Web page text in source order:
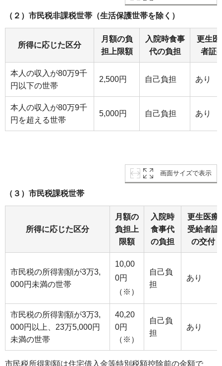
（２）市民税非課税世帯（生活保護世帯を除く）
所得に応じた区分
月額の負
担上限額
入院時食事
代の負担
更生
者証
本人の収入が80万9千
円以下の世帯
2,500円 自己負担 あり
本人の収入が80万9千
円を超える世帯
5,000円 自己負担 あり
画面サイズで表示
（３）市民税課税世帯
所得に応じた区分
月額の
負担上
限額
入院時
食事代
の負担
更生医療
受給者証
の交付
市民税の所得割額が3万3,
000円未満の世帯
10,00
0円
（※）
自己負
担
あり
市民税の所得割額が3万3,
000円以上、23万5,000円
未満の世帯
40,20
0円
（※）
自己負
担
あり
市民税所得割額は住宅借入金等特別税額控除前の金額で